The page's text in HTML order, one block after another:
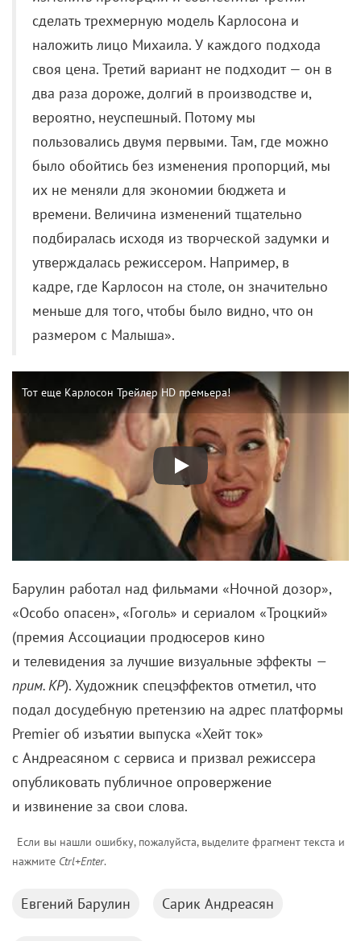
пользовались двумя первыми. Там, где можно
было обойтись без изменения пропорций, мы
их не меняли для экономии бюджета и
времени. Величина изменений тщательно
подбиралась исходя из творческой задумки и
утверждалась режиссером. Например, в
кадре, где Карлосон на столе, он значительно
меньше для того, чтобы было видно, что он
размером с Малыша».
Тот еще Карлосон Трейлер HD премьера!
Барулин работал над фильмами «Ночной дозор»,
«Особо опасен», «Гоголь» и сериалом «Троцкий»
(премия Ассоциации продюсеров кино
и телевидения за лучшие визуальные эффекты
прим. КР). Художник спецэффектов отметил, что
подал досудебную претензию на адрес платформы
Premier об изъятии выпуска «Хейт ток»
с Андреасяном с сервиса и призвал режиссера
опубликовать публичное опровержение
и извинение за свои слова.
Если вы нашли ошибку, пожалуйста, выделите фрагмент текста и
нажмитеCtrl+Enter.
Евгений Барулин Сарик Андреасян
Поделиться